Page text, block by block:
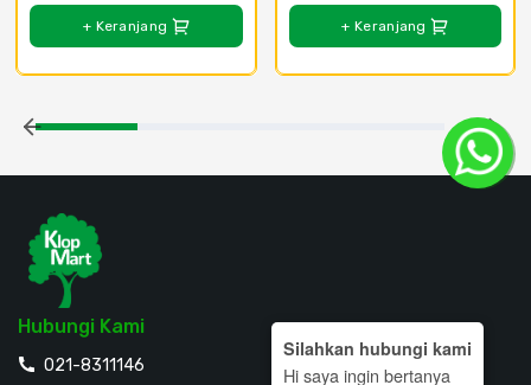
+ Keranjang + Keranjang
Hubungi Kami
021-8311146
Silahkan hubungi kami
Hi saya ingin bertanya